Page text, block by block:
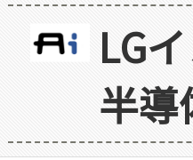
LG
半導